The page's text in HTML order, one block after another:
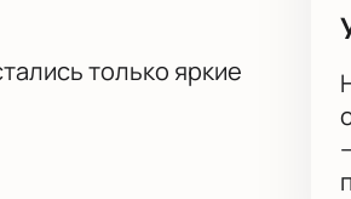
только яркие